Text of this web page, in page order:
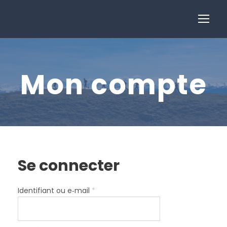
Mon compte
Se connecter
Identifiant ou e‑mail *